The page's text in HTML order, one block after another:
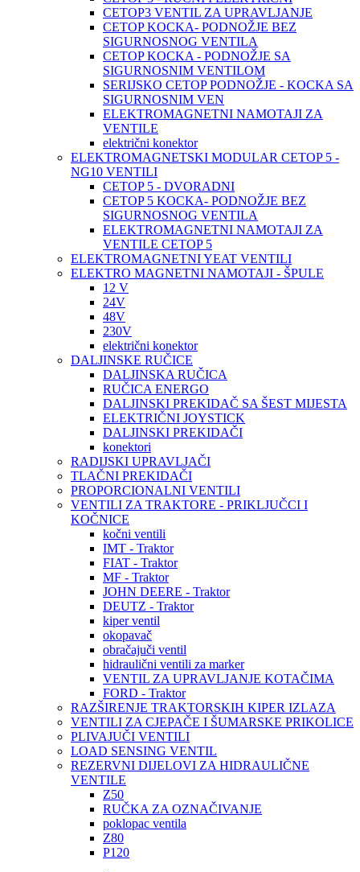
CETOP3 VENTIL ZA UPRAVLJANJE
CETOP KOCKA- PODNOŽJE BEZ
SIGURNOSNOG VENTILA
CETOP KOCKA - PODNOŽJE SA
SIGURNOSNIM VENTILOM
SERIJSKO CETOP PODNOŽJE - KOCKA SA
SIGURNOSNIM VEN
ELEKTROMAGNETNI NAMOTAJI ZA
VENTILE
električni konektor
ELEKTROMAGNETSKI MODULAR CETOP 5 -
NG10 VENTILI
CETOP 5 - DVORADNI
CETOP 5 KOCKA- PODNOŽJE BEZ
SIGURNOSNOG VENTILA
ELEKTROMAGNETNI NAMOTAJI ZA
VENTILE CETOP 5
ELEKTROMAGNETNI YEAT VENTILI
ELEKTRO MAGNETNI NAMOTAJI - ŠPULE
12 V
24V
48V
230V
električni konektor
DALJINSKE RUČICE
DALJINSKA RUČICA
RUČICA ENERGO
DALJINSKI PREKIDAČ SA ŠEST MIJESTA
ELEKTRIČNI JOYSTICK
DALJINSKI PREKIDAČI
konektori
RADIJSKI UPRAVLJAČI
TLAČNI PREKIDAČI
PROPORCIONALNI VENTILI
VENTILI ZA TRAKTORE - PRIKLJUČCI I
KOČNICE
kočni ventili
IMT - Traktor
FIAT - Traktor
MF - Traktor
JOHN DEERE - Traktor
DEUTZ - Traktor
kiper ventil
okopavač
obračajuči ventil
hidraulični ventili za marker
VENTIL ZA UPRAVLJANJE KOTAČIMA
FORD - Traktor
RAZŠIRENJE TRAKTORSKIH KIPER IZLAZA
VENTILI ZA CJEPAČE I ŠUMARSKE PRIKOLICE
PLIVAJUČI VENTILI
LOAD SENSING VENTIL
REZERVNI DIJELOVI ZA HIDRAULIČNE
VENTILE
Z50
RUČKA ZA OZNAČIVANJE
poklopac ventila
Z80
P120